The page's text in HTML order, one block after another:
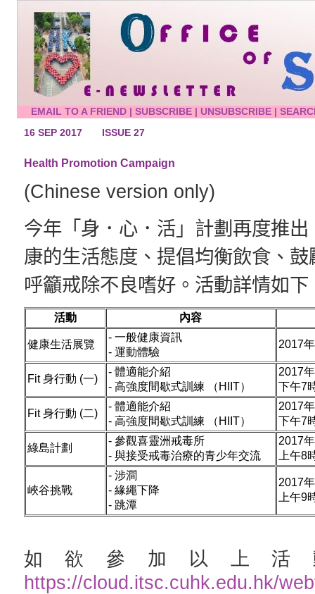
EMAIL TO A FRIEND| SUBSCRIBE| UNSUBSCRIBE|
16 SEP 2017
ISSUE 27
Health Promotion Campaign
(Chinese version only)
今年「身．心．活」計劃再度推
康的生活態度、提倡均衡飲食、
呼籲戒除不良嗜好。活動詳情如下
活動 內容
健康生活展覽
- 一般健康資訊
- 運動體驗
2017
Fit 身行動 (一)
- 體適能介紹
- 高強度間歇式訓練 （HIIT）
2017
下午7
Fit 身行動 (二)
- 體適能介紹
- 高強度間歇式訓練 （HIIT）
2017
下午7
綠島計劃
- 參觀喜靈洲戒毒所
- 與接受戒毒治療的青少年交流
2017
上午8
峽谷挑戰
- 涉澗
- 緣繩下降
- 跳潭
2017
上午9
如欲參加以上活
https://cloud.itsc.cuhk.edu.hk/